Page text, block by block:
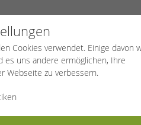
ZUM
Cookies verwendet. Einige davon
es uns andere ermöglichen, Ihre
Webseite zu verbessern.